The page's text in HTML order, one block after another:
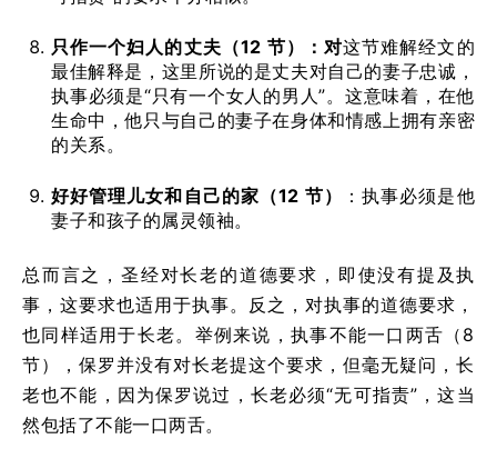
只作一个妇人的丈夫（12 节）：对这节难解经文的
最佳解释是，这里所说的是丈夫对自己的妻子忠诚，
执事必须是“只有一个女人的男人”。这意味着，在他
生命中，他只与自己的妻子在身体和情感上拥有亲密
的关系。
好好管理儿女和自己的家（12 节）
：执事必须是他
妻子和孩子的属灵领袖。
总而言之，圣经对长老的道德要求，即使没有提及执
事，这要求也适用于执事。反之，对执事的道德要求，
也同样适用于长老。举例来说，执事不能一口两舌（8
节），保罗并没有对长老提这个要求，但毫无疑问，长
老也不能，因为保罗说过，长老必须“无可指责”，这当
然包括了不能一口两舌。